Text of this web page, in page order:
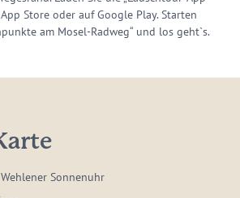
Store oder auf Google Play. Starten
am Mosel-Radweg“ und los geht`s.
Sonnenuhr